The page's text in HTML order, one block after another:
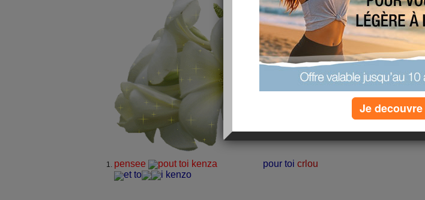
pensee pout toi kenza pour toi crlou
et to
i kenzo
Je decouvre